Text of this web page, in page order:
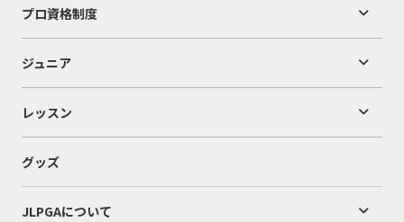
プロ資格制度
ジュニア
レッスン
グッズ
JLPGAについて